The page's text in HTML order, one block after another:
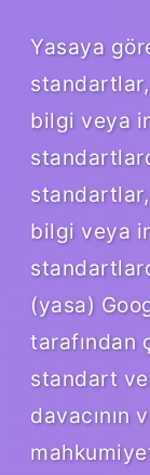
Yasaya
standartlar,
bilgi veya
standartlar,
bilgi veya
(yasa)
tarafından
standart
davacının